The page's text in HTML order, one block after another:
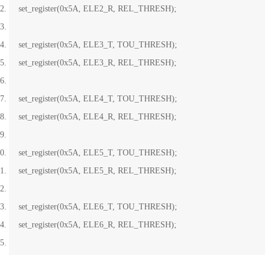
set_register(0x5A, ELE2_R, REL_THRESH);
set_register(0x5A, ELE3_T, TOU_THRESH);
set_register(0x5A, ELE3_R, REL_THRESH);
set_register(0x5A, ELE4_T, TOU_THRESH);
set_register(0x5A, ELE4_R, REL_THRESH);
set_register(0x5A, ELE5_T, TOU_THRESH);
set_register(0x5A, ELE5_R, REL_THRESH);
set_register(0x5A, ELE6_T, TOU_THRESH);
set_register(0x5A, ELE6_R, REL_THRESH);